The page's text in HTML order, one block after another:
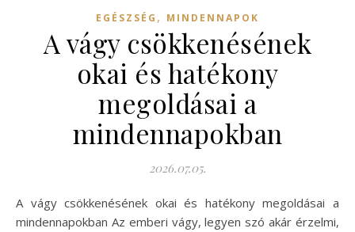
EGÉSZSÉG , MINDENNAPOK
A vágy csökkenésének
okai és hatékony
megoldásai a
mindennapokban
2026.07.05.
A vágy csökkenésének okai és hatékony megoldásai a
mindennapokban Az emberi vágy, legyen szó akár érzelmi,